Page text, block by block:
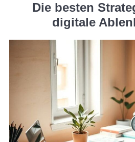
Die besten
digitale